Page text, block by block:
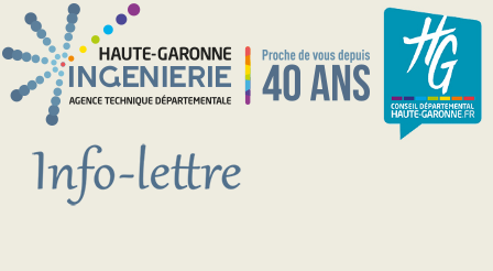
Aller au contenu principal